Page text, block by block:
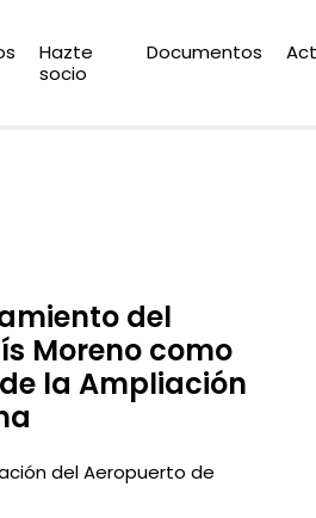
Hazte
socio
Documentos
del
Moreno como
la Ampliación
del Aeropuerto de